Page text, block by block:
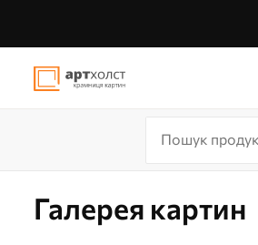
Галерея картин